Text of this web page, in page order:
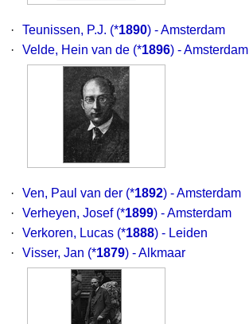
· Teunissen, P.J. (*1890) - Amsterdam
·
Velde, Hein van de (*1896) - Amsterdam
· Ven, Paul van der (*1892) - Amsterdam
·
Verheyen, Josef (*1899) - Amsterdam
·
Verkoren, Lucas (*1888) - Leiden
·
Visser, Jan (*1879) - Alkmaar